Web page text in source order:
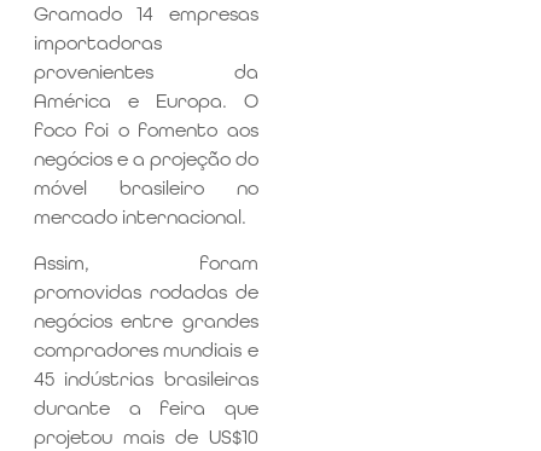
Gramado 14 empresas
importadoras
provenientes da
América e Europa. O
foco foi o fomento aos
negócios e a projeção do
móvel brasileiro no
mercado internacional.
Assim, foram
promovidas rodadas de
negócios entre grandes
compradores mundiais e
45 indústrias brasileiras
durante a feira que
projetou mais de US$10